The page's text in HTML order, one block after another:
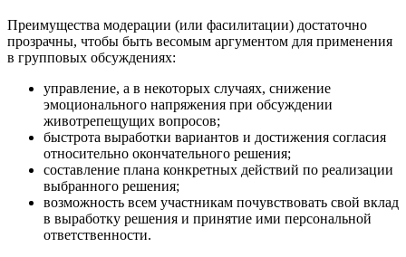
Преимущества модерации (или фасилитации) достаточно
прозрачны, чтобы быть весомым аргументом для применения
в групповых обсуждениях:
управление, а в некоторых случаях, снижение
эмоционального напряжения при обсуждении
животрепещущих вопросов;
быстрота выработки вариантов и достижения согласия
относительно окончательного решения;
составление плана конкретных действий по реализации
выбранного решения;
возможность всем участникам почувствовать свой вклад
в выработку решения и принятие ими персональной
ответственности.